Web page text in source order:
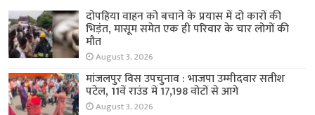
दोपहिया वाहन को बचाने के प्रयास में दो कारों की
भिड़ंत, मासूम समेत एक ही परिवार के चार लोगों की
मौत
August 3, 2026
मांजलपुर विस उपचुनाव : भाजपा उम्मीदवार सतीश
पटेल, 11वें राउंड में 17,198 वोटों से आगे
August 3, 2026